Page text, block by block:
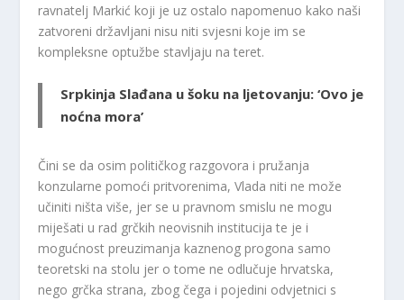
ravnatelj Markić koji je uz ostalo napomenuo kako naši
zatvoreni državljani nisu niti svjesni koje im se
kompleksne optužbe stavljaju na teret.
Srpkinja Slađana u šoku na ljetovanju: ‘Ovo je
noćna mora’
Čini se da osim političkog razgovora i pružanja
konzularne pomoći pritvorenima, Vlada niti ne može
učiniti ništa više, jer se u pravnom smislu ne mogu
miješati u rad grčkih neovisnih institucija te je i
mogućnost preuzimanja kaznenog progona samo
teoretski na stolu jer o tome ne odlučuje hrvatska,
nego grčka strana, zbog čega i pojedini odvjetnici s